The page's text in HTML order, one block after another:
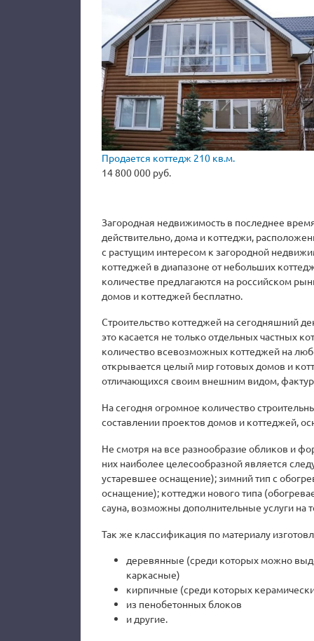
Продается коттедж 210 кв.м.
14 800 000 руб.
Загородная недвижимость в последнее
действительно, дома и коттеджи,
с растущим интересом к загородной
коттеджей в диапазоне от небольших
количестве предлагаются на российском
домов и коттеджей бесплатно.
Строительство коттеджей на сегодняшний
это касается не только отдельных частных
количество всевозможных коттеджей на
открывается целый мир готовых домов и
отличающихся своим внешним видом,
На сегодня огромное количество
составлении проектов домов и коттеджей,
Не смотря на все разнообразие обликов и
них наиболее целесообразной является
устаревшее оснащение); зимний тип с
оснащение); коттеджи нового типа
сауна, возможны дополнительные услуги на
Так же классификация по материалу
деревянные (среди которых можно
каркасные)
кирпичные (среди которых
из пенобетонных блоков
и другие.